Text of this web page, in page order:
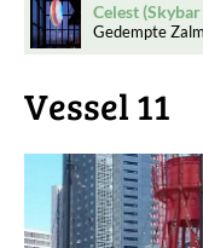
Celest
Gedempte
Vessel 11